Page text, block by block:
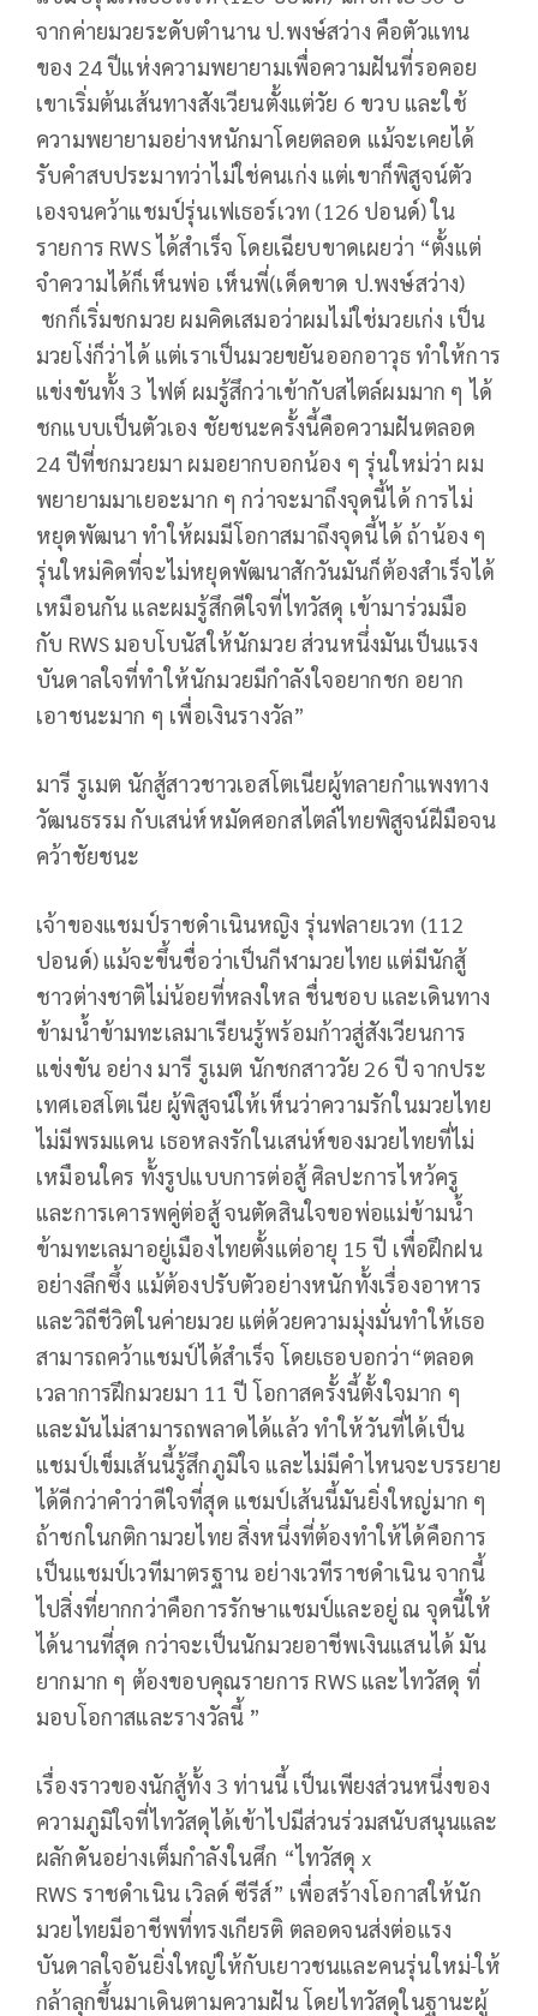
จากค่ายมวยระดับตำนาน ป.พงษ์สว่าง คือตัวแทน
ของ 24 ปีแห่งความพยายามเพื่อความฝันที่รอคอย
เขาเริ่มต้นเส้นทางสังเวียนตั้งแต่วัย 6 ขวบ และใช้
ความพยายามอย่างหนักมาโดยตลอด แม้จะเคยได้
รับคำสบประมาทว่าไม่ใช่คนเก่ง แต่เขาก็พิสูจน์ตัว
เองจนคว้าแชมป์รุ่นเฟเธอร์เวท (126 ปอนด์) ใน
รายการ RWSได้สำเร็จ โดยเฉียบขาดเผยว่า “ตั้งแต่
จำความได้ก็เห็นพ่อ เห็นพี่(เด็ดขาด ป.พงษ์สว่าง)
ชกก็เริ่มชกมวย ผมคิดเสมอว่าผมไม่ใช่มวยเก่ง เป็น
มวยโง่ก็ว่าได้ แต่เราเป็นมวยขยันออกอาวุธทำให้การ
แข่งขันทั้ง 3 ไฟต์ ผมรู้สึกว่าเข้ากับสไตล์ผมมาก ๆ ได้
ชกแบบเป็นตัวเอง ชัยชนะครั้งนี้คือความฝันตลอด
24 ปีที่ชกมวยมา ผมอยากบอกน้อง ๆ รุ่นใหม่ว่า ผม
พยายามมาเยอะมาก ๆ กว่าจะมาถึงจุดนี้ได้ การไม่
หยุดพัฒนา ทำให้ผมมีโอกาสมาถึงจุดนี้ได้ ถ้าน้อง ๆ
รุ่นใหม่คิดที่จะไม่หยุดพัฒนาสักวันมันก็ต้องสำเร็จได้
เหมือนกัน และผมรู้สึกดีใจที่ไทวัสดุ เข้ามาร่วมมือ
กับ RWS มอบโบนัสให้นักมวย ส่วนหนึ่งมันเป็นแรง
บันดาลใจที่ทำให้นักมวยมีกำลังใจอยากชก อยาก
เอาชนะมาก ๆ เพื่อเงินรางวัล”
มารี รูเมต นักสู้สาวชาวเอสโตเนียผู้ทลายกำแพงทาง
วัฒนธรรม กับเสน่ห์หมัดศอกสไตล์ไทยพิสูจน์ฝีมือจน
คว้าชัยชนะ
เจ้าของแชมป์ราชดำเนินหญิง รุ่นฟลายเวท (112
ปอนด์) แม้จะขึ้นชื่อว่าเป็นกีฬามวยไทย แต่มีนักสู้
ชาวต่างชาติไม่น้อยที่หลงใหล ชื่นชอบ และเดินทาง
ข้ามน้ำข้ามทะเลมาเรียนรู้พร้อมก้าวสู่สังเวียนการ
แข่งขัน อย่าง มารี รูเมต นักชกสาววัย 26 ปี จากประ
เทศเอสโตเนีย ผู้พิสูจน์ให้เห็นว่าความรักในมวยไทย
ไม่มีพรมแดน เธอหลงรักในเสน่ห์ของมวยไทยที่ไม่
เหมือนใคร ทั้งรูปแบบการต่อสู้ ศิลปะการไหว้ครู
และการเคารพคู่ต่อสู้ จนตัดสินใจขอพ่อแม่ข้ามน้ำ
ข้ามทะเลมาอยู่เมืองไทยตั้งแต่อายุ 15 ปี เพื่อฝึกฝน
อย่างลึกซึ้ง แม้ต้องปรับตัวอย่างหนักทั้งเรื่องอาหาร
และวิถีชีวิตในค่ายมวย แต่ด้วยความมุ่งมั่นทำให้เธอ
สามารถคว้าแชมป์ได้สำเร็จ โดยเธอบอกว่า“ตลอด
เวลาการฝึกมวยมา 11 ปี โอกาสครั้งนี้ตั้งใจมาก ๆ
และมันไม่สามารถพลาดได้แล้ว ทำให้วันที่ได้เป็น
แชมป์เข็มเส้นนี้รู้สึกภูมิใจ และไม่มีคำไหนจะบรรยาย
ได้ดีกว่าคำว่าดีใจที่สุด แชมป์เส้นนี้มันยิ่งใหญ่มาก ๆ
ถ้าชกในกติกามวยไทย สิ่งหนึ่งที่ต้องทำให้ได้คือการ
เป็นแชมป์เวทีมาตรฐาน อย่างเวทีราชดำเนิน จากนี้
ไปสิ่งที่ยากกว่าคือการรักษาแชมป์และอยู่ ณ จุดนี้ให้
ได้นานที่สุด กว่าจะเป็นนักมวยอาชีพเงินแสนได้ มัน
ยากมาก ๆ ต้องขอบคุณรายการ RWSและไทวัสดุ ที่
มอบโอกาสและรางวัลนี้ ”
เรื่องราวของนักสู้ทั้ง 3 ท่านนี้ เป็นเพียงส่วนหนึ่งของ
ความภูมิใจที่ไทวัสดุได้เข้าไปมีส่วนร่วมสนับสนุนและ
ผลักดันอย่างเต็มกำลังในศึก “ไทวัสดุ x
RWS ราชดำเนิน เวิลด์ ซีรีส์” เพื่อสร้างโอกาสให้นัก
มวยไทยมีอาชีพที่ทรงเกียรติ ตลอดจนส่งต่อแรง
บันดาลใจอันยิ่งใหญ่ให้กับเยาวชนและคนรุ่นใหม่ให้
กล้าลุกขึ้นมาเดินตามความฝัน โดยไทวัสดุในฐานะผู้